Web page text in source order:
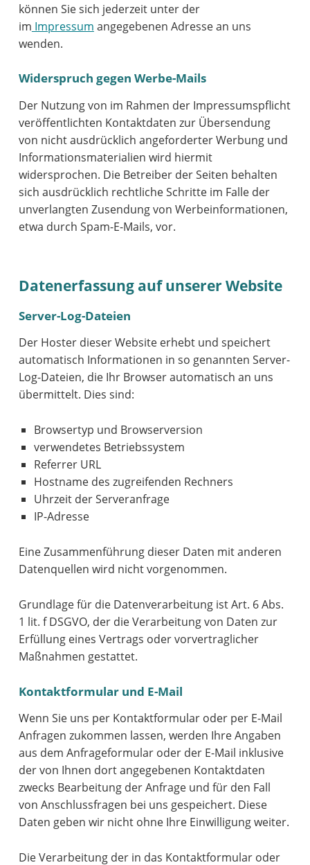
können Sie sich jederzeit unter der
im Impressum angegebenen Adresse an uns
wenden.
Widerspruch gegen Werbe-Mails
Der Nutzung von im Rahmen der Impressumspflicht
veröffentlichten Kontaktdaten zur Übersendung
von nicht ausdrücklich angeforderter Werbung und
Informationsmaterialien wird hiermit
widersprochen. Die Betreiber der Seiten behalten
sich ausdrücklich rechtliche Schritte im Falle der
unverlangten Zusendung von Werbeinformationen,
etwa durch Spam-E-Mails, vor.
Datenerfassung auf unserer Website
Server-Log-Dateien
Der Hoster dieser Website erhebt und speichert
automatisch Informationen in so genannten Server-
Log-Dateien, die Ihr Browser automatisch an uns
übermittelt. Dies sind:
Browsertyp und Browserversion
verwendetes Betriebssystem
Referrer URL
Hostname des zugreifenden Rechners
Uhrzeit der Serveranfrage
IP-Adresse
Eine Zusammenführung dieser Daten mit anderen
Datenquellen wird nicht vorgenommen.
Grundlage für die Datenverarbeitung ist Art. 6 Abs.
1 lit. f DSGVO, der die Verarbeitung von Daten zur
Erfüllung eines Vertrags oder vorvertraglicher
Maßnahmen gestattet.
Kontaktformular und E-Mail
Wenn Sie uns per Kontaktformular oder per E-Mail
Anfragen zukommen lassen, werden Ihre Angaben
aus dem Anfrageformular oder der E-Mail inklusive
der von Ihnen dort angegebenen Kontaktdaten
zwecks Bearbeitung der Anfrage und für den Fall
von Anschlussfragen bei uns gespeichert. Diese
Daten geben wir nicht ohne Ihre Einwilligung weiter.
Die Verarbeitung der in das Kontaktformular oder